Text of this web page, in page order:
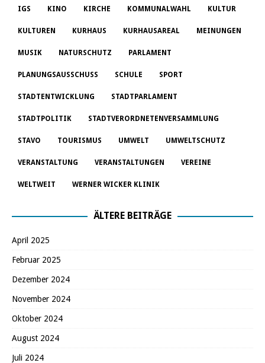
IGS KINO KIRCHE KOMMUNALWAHL KULTUR
KULTUREN KURHAUS KURHAUSAREAL MEINUNGEN
MUSIK NATURSCHUTZ PARLAMENT
PLANUNGSAUSSCHUSS SCHULE SPORT
STADTENTWICKLUNG STADTPARLAMENT
STADTPOLITIK STADTVERORDNETENVERSAMMLUNG
STAVO TOURISMUS UMWELT UMWELTSCHUTZ
VERANSTALTUNG VERANSTALTUNGEN VEREINE
WELTWEIT WERNER WICKER KLINIK
ÄLTERE BEITRÄGE
April 2025
Februar 2025
Dezember 2024
November 2024
Oktober 2024
August 2024
Juli 2024